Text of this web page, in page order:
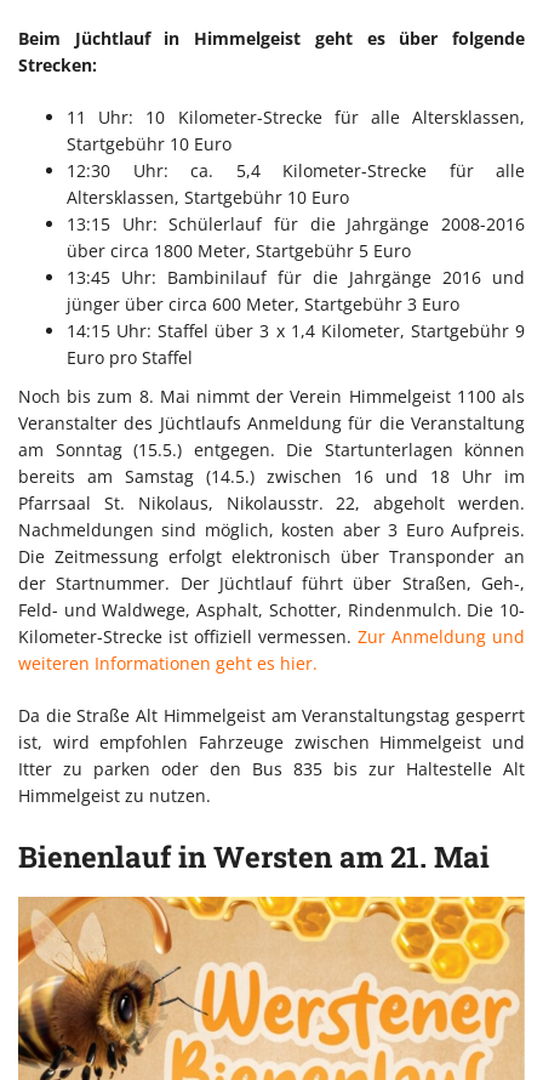
Beim Jüchtlauf in Himmelgeist geht es über folgende
Strecken:
11 Uhr: 10 Kilometer-Strecke für alle Altersklassen,
Startgebühr 10 Euro
12:30 Uhr: ca. 5,4 Kilometer-Strecke für alle
Altersklassen, Startgebühr 10 Euro
13:15 Uhr: Schülerlauf für die Jahrgänge 2008-2016
über circa 1800 Meter, Startgebühr 5 Euro
13:45 Uhr: Bambinilauf für die Jahrgänge 2016 und
jünger über circa 600 Meter, Startgebühr 3 Euro
14:15 Uhr: Staffel über 3 x 1,4 Kilometer, Startgebühr 9
Euro pro Staffel
Noch bis zum 8. Mai nimmt der Verein Himmelgeist 1100 als
Veranstalter des Jüchtlaufs Anmeldung für die Veranstaltung
am Sonntag (15.5.) entgegen. Die Startunterlagen können
bereits am Samstag (14.5.) zwischen 16 und 18 Uhr im
Pfarrsaal St. Nikolaus, Nikolausstr. 22, abgeholt werden.
Nachmeldungen sind möglich, kosten aber 3 Euro Aufpreis.
Die Zeitmessung erfolgt elektronisch über Transponder an
der Startnummer. Der Jüchtlauf führt über Straßen, Geh-,
Feld- und Waldwege, Asphalt, Schotter, Rindenmulch. Die 10-
Kilometer-Strecke ist offiziell vermessen. Zur Anmeldung und
weiteren Informationen geht es hier.
Da die Straße Alt Himmelgeist am Veranstaltungstag gesperrt
ist, wird empfohlen Fahrzeuge zwischen Himmelgeist und
Itter zu parken oder den Bus 835 bis zur Haltestelle Alt
Himmelgeist zu nutzen.
Bienenlauf in Wersten am 21. Mai